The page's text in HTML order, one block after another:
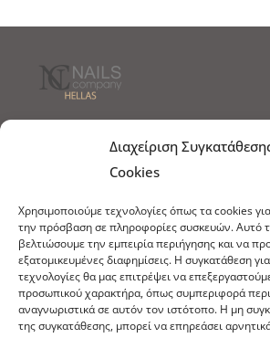
Διαχείριση
Cookies
Χρησιμοποιούμε τεχνολογίες όπως τα cookies
την πρόσβαση σε πληροφορίες συσκευών. Αυτό
βελτιώσουμε την εμπειρία περιήγησης και να
εξατομικευμένες διαφημίσεις. Η συγκατάθεση
τεχνολογίες θα μας επιτρέψει να
προσωπικού χαρακτήρα, όπως συμπεριφορά
αναγνωριστικά σε αυτόν τον ιστότοπο. Η μη
της συγκατάθεσης, μπορεί να επηρεάσει
Τρόποι Παραγγελίας
Πολιτική Cookies
Εμπόριο Ειδών Ονυχοπλαστικής,
άκρων και αξεσουάρ
τηλ: 213-0415386
info@ncnails.gr